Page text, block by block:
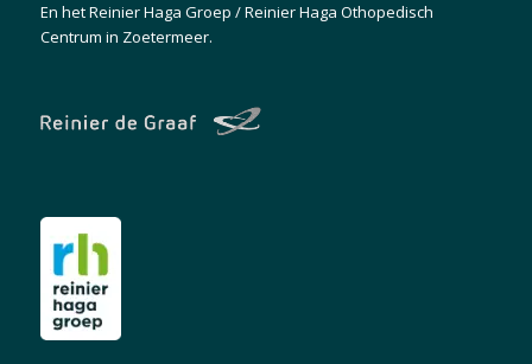
En hetReinier Haga Groep / Reinier Haga Othopedisch
Centrum in Zoetermeer.